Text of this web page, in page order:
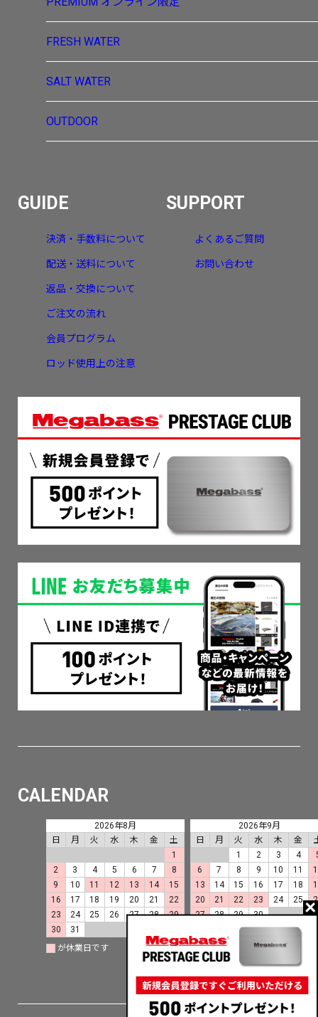
FRESH WATER
SALT WATER
OUTDOOR
GUIDE
決済・手数料について
配送・送料について
返品・交換について
ご注文の流れ
会員プログラム
ロッド使用上の注意
SUPPORT
よくあるご質問
お問い合わせ
CALENDAR
2026年8月
日
月 火 水 木 金
土
1
2
3 4 5 6 7
8
9
10 11 12 13 14
15
16
17 18 19 20 21
22
23
24 25 26 27 28
29
30
31
2026年9月
日
月 火 水 木 金
1
2 3 4
6
7 8 9 10 11
13
14 15 16 17 18
20
21 22 23 24 25
27
28 29 30
が休業日です